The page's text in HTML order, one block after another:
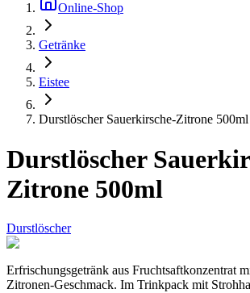
Online-Shop
Getränke
Eistee
Durstlöscher Sauerkirsche-Zitrone 500ml
Durstlöscher
Zitrone 500ml
Durstlöscher
Erfrischungsgetränk aus Fruchtsaftkonzentrat
Zitronen-Geschmack. Im Trinkpack mit